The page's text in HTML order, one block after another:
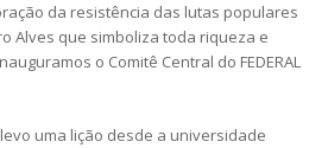
da resistência das lutas populares
Alves que simboliza toda riqueza e
o Comitê Central do FEDERAL
uma lição desde a universidade